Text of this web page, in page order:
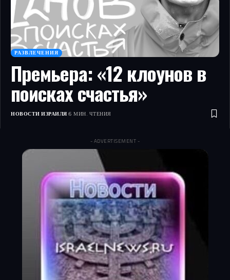
РАЗВЛЕЧЕНИЯ
Премьера: «12 клоунов в
поисках счастья»
НОВОСТИ ИЗРАИЛЯ 6 МИН. ЧТЕНИЯ
- ADVERTISEMENT -